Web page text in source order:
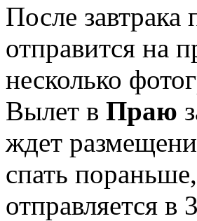
После завтрака
отправится на
несколько
Вылет в Праю
ждет
спать
отправляется в